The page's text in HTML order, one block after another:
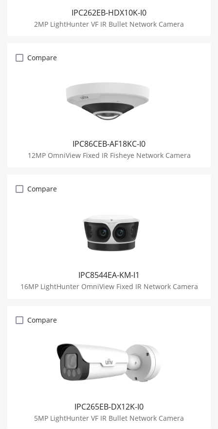
IPC262EB-HDX10K-I0
2MP LightHunter VF IR Bullet Network Camera
Compare
IPC86CEB-AF18KC-I0
12MP OmniView Fixed IR Fisheye Network Camera
Compare
IPC8544EA-KM-I1
16MP LightHunter OmniView Fixed IR Network Camera
Compare
IPC265EB-DX12K-I0
5MP LightHunter VF IR Bullet Network Camera